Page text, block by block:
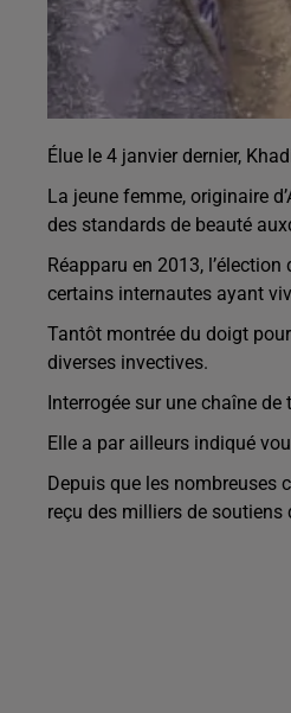
Élue le 4 janvier dernier,
La jeune femme, originaire
des standards de beauté
Réapparu en 2013,
certains internautes ayant
Tantôt montrée du doigt
diverses invectives.
Interrogée sur une chaîne
Elle a par ailleurs indiqué
Depuis que les nombreuses
reçu des milliers de soutiens